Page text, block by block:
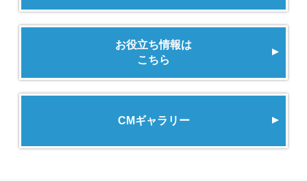
お役立ち情報は
こちら
CMギャラリー